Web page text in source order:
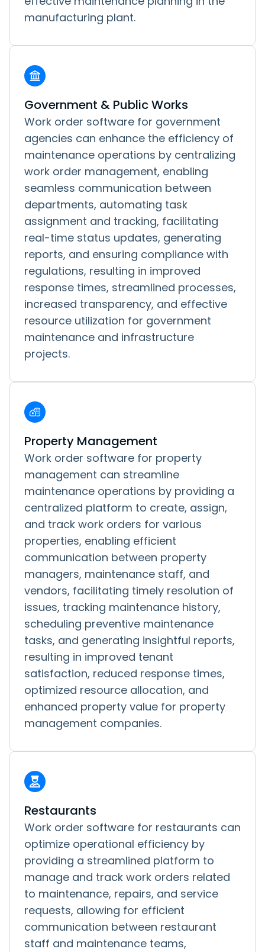
manufacturing plant.
Government & Public Works
Work order software for government
agencies can enhance the efficiency of
maintenance operations by centralizing
work order management, enabling
seamless communication between
departments, automating task
assignment and tracking, facilitating
real-time status updates, generating
reports, and ensuring compliance with
regulations, resulting in improved
response times, streamlined processes,
increased transparency, and effective
resource utilization for government
maintenance and infrastructure
projects.
Property Management
Work order software for property
management can streamline
maintenance operations by providing a
centralized platform to create, assign,
and track work orders for various
properties, enabling efficient
communication between property
managers, maintenance staff, and
vendors, facilitating timely resolution of
issues, tracking maintenance history,
scheduling preventive maintenance
tasks, and generating insightful reports,
resulting in improved tenant
satisfaction, reduced response times,
optimized resource allocation, and
enhanced property value for property
management companies.
Restaurants
Work order software for restaurants can
optimize operational efficiency by
providing a streamlined platform to
manage and track work orders related
to maintenance, repairs, and service
requests, allowing for efficient
communication between restaurant
staff and maintenance teams,